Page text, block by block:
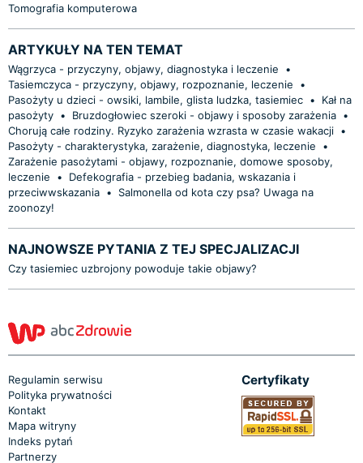
Tomografia komputerowa
ARTYKUŁY NA TEN TEMAT
Wągrzyca - przyczyny, objawy, diagnostyka i leczenie
•
Tasiemczyca - przyczyny, objawy, rozpoznanie, leczenie
•
Pasożyty u dzieci - owsiki, lambile, glista ludzka, tasiemiec •
Kał na
pasożyty • Bruzdogłowiec szeroki - objawy i sposoby zarażenia •
Chorują całe rodziny. Ryzyko zarażenia wzrasta w czasie wakacji •
Pasożyty - charakterystyka, zarażenie, diagnostyka, leczenie
•
Zarażenie pasożytami - objawy, rozpoznanie, domowe sposoby,
leczenie
•
Defekografia - przebieg badania, wskazania i
przeciwwskazania •
Salmonella od kota czy psa? Uwaga na
zoonozy!
NAJNOWSZE PYTANIA Z TEJ SPECJALIZACJI
Czy tasiemiec uzbrojony powoduje takie objawy?
Regulamin serwisu
Polityka prywatności
Kontakt
Mapa witryny
Indeks pytań
Partnerzy
Certyfikaty